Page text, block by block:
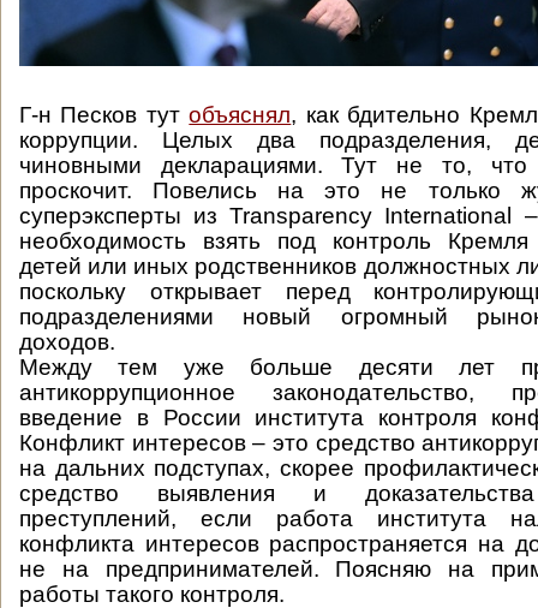
Г-н Песков тутобъяснял, как бдительно
коррупции. Целых два подразделения,
чиновными декларациями. Тут не то,
проскочит. Повелись на это не только
суперэксперты из Transparency International
необходимость взять под контроль
детей или иных родственников должностных
поскольку открывает перед
подразделениями новый огромный
доходов.
Между тем уже больше десяти лет
антикоррупционное законодательство,
введение в России института контроля
Конфликт интересов – это средство
на дальних подступах, скорее
средство выявления и
преступлений, если работа института
конфликта интересов распространяется на
не на предпринимателей. Поясняю на
работы такого контроля.